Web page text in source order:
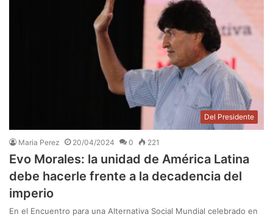
Del Presidente
Maria Perez 20/04/2024 0 221
Evo Morales: la unidad de América Latina
debe hacerle frente a la decadencia del
imperio
En el Encuentro para una Alternativa Social Mundial celebrado en